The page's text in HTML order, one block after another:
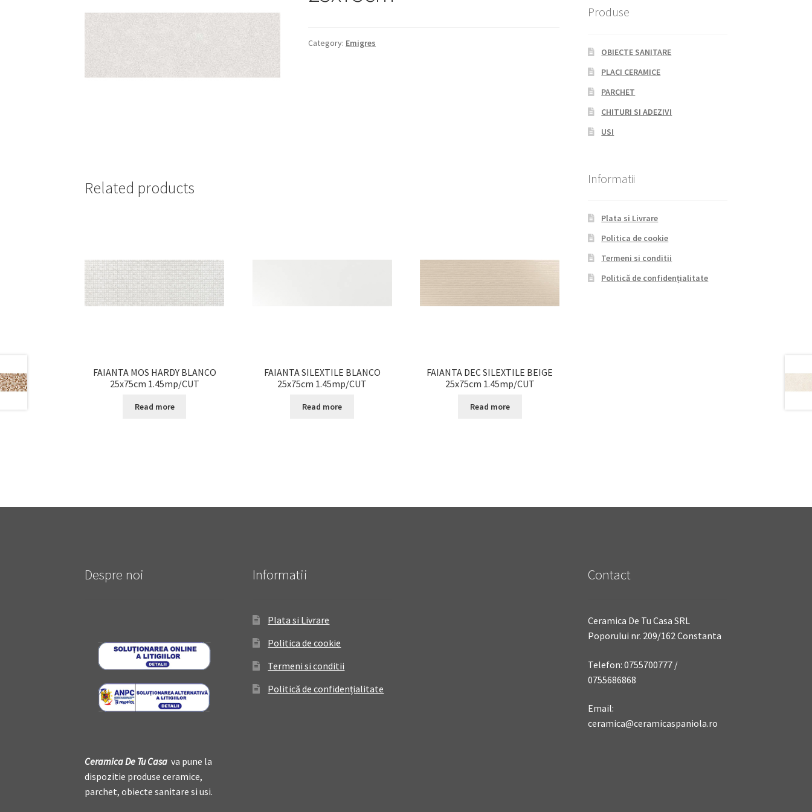
Category: Emigres
Related products
FAIANTA MOS HARDY BLANCO
25x75cm 1.45mp/CUT
Read more
FAIANTA SILEXTILE BLANCO
25x75cm 1.45mp/CUT
Read more
FAIANTA DEC SILEXTILE BEIGE
25x75cm 1.45mp/CUT
Read more
Produse
OBIECTE SANITARE
PLACI CERAMICE
PARCHET
CHITURI SI ADEZIVI
USI
Informatii
Plata si Livrare
Politica de cookie
Termeni si conditii
Politică de confidențialitate
Despre noi
Ceramica De Tu Casa va pune la
dispozitie produse ceramice,
parchet, obiecte sanitare si usi.
Informatii
Plata si Livrare
Politica de cookie
Termeni si conditii
Politică de confidențialitate
Contact
Ceramica De Tu Casa SRL
Poporului nr. 209/162 Constanta
Telefon: 0755700777 /
0755686868
Email:
ceramica@ceramicaspaniola.ro